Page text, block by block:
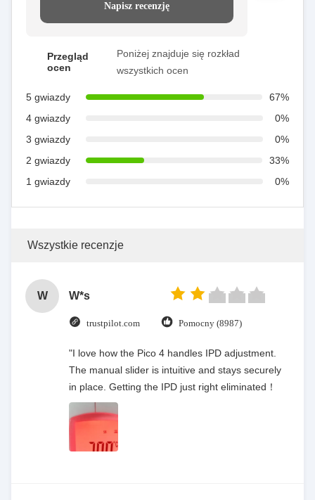
Napisz recenzję
Przegląd
ocen
Poniżej znajduje się rozkład
wszystkich ocen
5 gwiazdy
67%
4 gwiazdy
0%
3 gwiazdy
0%
2 gwiazdy
33%
1 gwiazdy
0%
Wszystkie recenzje
W W*s
trustpilot.com Pomocny (8987)
"I love how the Pico 4 handles IPD adjustment.
The manual slider is intuitive and stays securely
in place. Getting the IPD just right eliminated！